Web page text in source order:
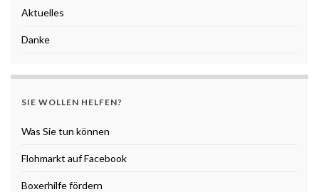
Aktuelles
Danke
SIE WOLLEN HELFEN?
Was Sie tun können
Flohmarkt auf Facebook
Boxerhilfe fördern